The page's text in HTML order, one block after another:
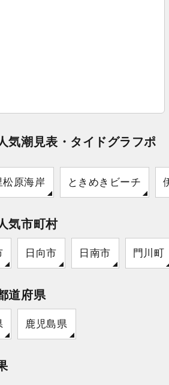
気潮見表・タイドグラフポ
松原海岸 ときめきビーチ
気市町村
日向市 日南市 門川町
道府県
鹿児島県